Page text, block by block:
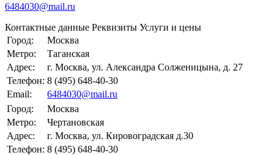
6484030@mail.ru
Контактные данные Реквизиты Услуги и цены
Город:
Москва
Метро:
Таганская
Адрес:
г. Москва, ул. Александра Солженицына, д. 27
Телефон: 8 (495) 648-40-30
Email:
6484030@mail.ru
Город:
Москва
Метро:
Чертановская
Адрес:
г. Москва, ул. Кировоградская д.30
Телефон: 8 (495) 648-40-30